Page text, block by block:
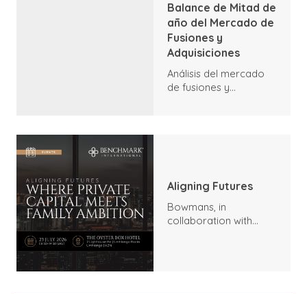
Balance de Mitad de
año del Mercado de
Fusiones y
Adquisiciones
Análisis del mercado
de fusiones y
Aligning Futures
Bowmans, in
collaboration with